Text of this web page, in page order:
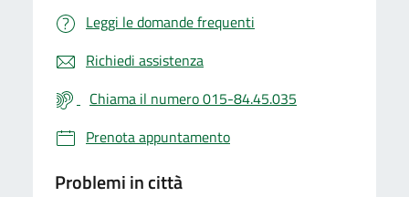
Leggi le domande frequenti
Richiedi assistenza
Chiama il numero 015-84.45.035
Prenota appuntamento
Problemi in città